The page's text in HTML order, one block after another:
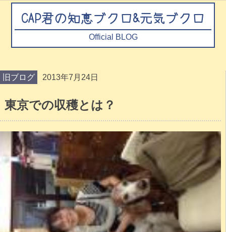
CAP君の知恵ブクロ&元気ブクロ
Official BLOG
旧ブログ 2013年7月24日
東京での収穫とは？